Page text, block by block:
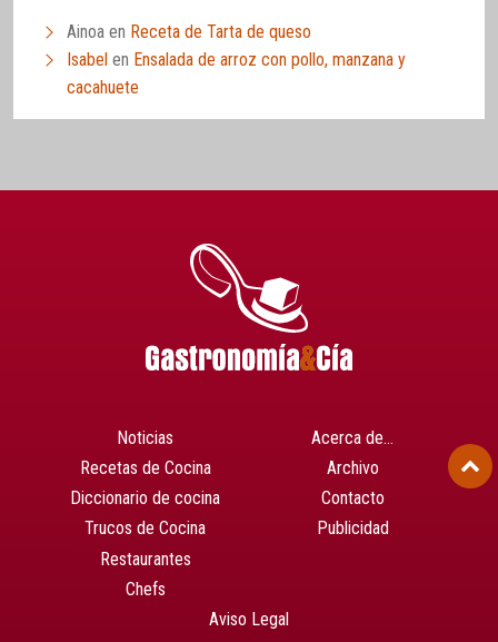
Ainoa en Receta de Tarta de queso
Isabel en Ensalada de arroz con pollo, manzana y
cacahuete
Noticias
Recetas de Cocina
Diccionario de cocina
Trucos de Cocina
Restaurantes
Chefs
Acerca de…
Archivo
Contacto
Publicidad
Aviso Legal